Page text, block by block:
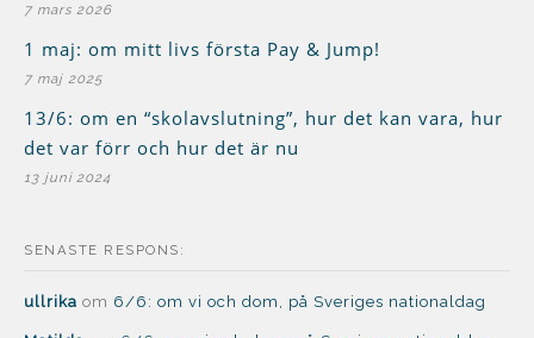
7 mars 2026
1 maj: om mitt livs första Pay & Jump!
7 maj 2025
13/6: om en “skolavslutning”, hur det kan vara, hur
det var förr och hur det är nu
13 juni 2024
SENASTE RESPONS:
ullrika om 6/6: om vi och dom, på Sveriges nationaldag